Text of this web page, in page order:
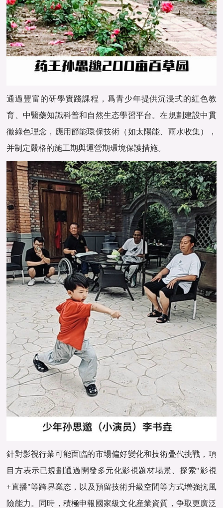
通過豐富的研學實踐課程，爲青少年提供沉浸式的紅色教
育、中醫藥知識科普和自然生态學習平台。在規劃建設中貫
徹綠色理念，應用節能環保技術（如太陽能、雨水收集），
并制定嚴格的施工期與運營期環境保護措施。
針對影視行業可能面臨的市場偏好變化和技術叠代挑戰，項
目方表示已規劃通過開發多元化影視題材場景、探索"影視
+直播"等跨界業态，以及預留技術升級空間等方式增強抗風
險能力。同時，積極申報國家級文化産業資質，争取更廣泛